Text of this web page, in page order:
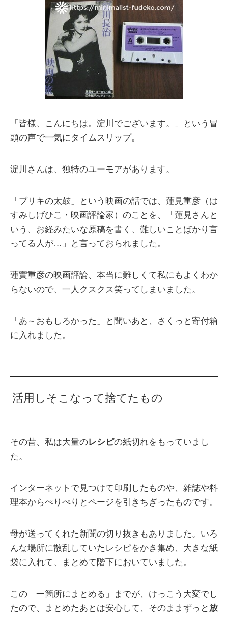
「皆様、こんにちは。淀川でございます。」という冒
頭の声で一気にタイムスリップ。
淀川さんは、独特のユーモアがあります。
「ブリキの太鼓」という映画の話では、蓮見重彦（は
すみしげひこ・映画評論家）のことを、「蓮見さんと
いう、お経みたいな原稿を書く、難しいことばかり言
ってる人が…」と言っておられました。
蓮實重彦の映画評論、本当に難しくて私にもよくわか
らないので、一人クスクス笑ってしまいました。
「あ～おもしろかった」と聞いあと、さくっと寄付箱
に入れました。
活用しそこなって捨てたもの
その昔、私は大量のレシピの紙切れをもっていまし
た。
インターネットで見つけて印刷したものや、雑誌や料
理本からぺりぺりとページを引きちぎったものです。
母が送ってくれた新聞の切り抜きもありました。いろ
んな場所に散乱していたレシピをかき集め、大きな紙
袋に入れて、まとめて階下においていました。
この「一箇所にまとめる」までが、けっこう大変でし
たので、まとめたあとは安心して、そのままずっと 放